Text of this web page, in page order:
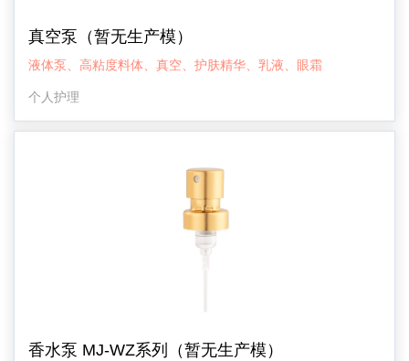
真空泵（暂无生产模）
液体泵、高粘度料体、真空、护肤精华、乳液、眼霜
个人护理
香水泵 MJ-WZ系列（暂无生产模）